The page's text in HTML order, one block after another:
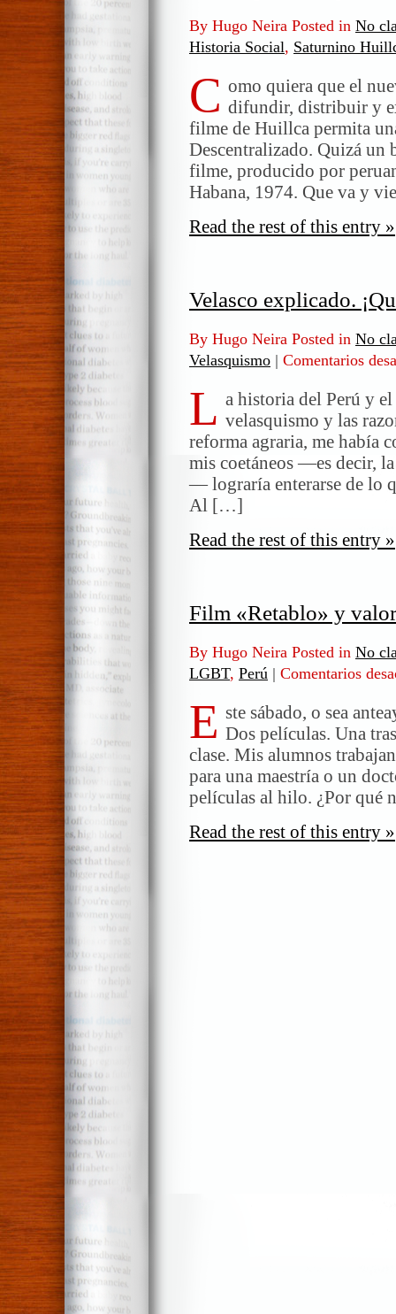
By Hugo Neira Posted in No
Historia Social, Saturnino
C omo quiera que el
difundir, distribuir y
filme de Huillca permita
Descentralizado. Quizá un
filme, producido por
Habana, 1974. Que va y
Read the rest of this entry »
Velasco explicado.
By Hugo Neira Posted in No
Velasquismo | Comentarios
L a historia del Perú y
velasquismo y las
reforma agraria, me había
mis coetáneos —es decir,
— lograría enterarse de lo
Al […]
Read the rest of this entry »
Film «Retablo» y
By Hugo Neira Posted in No
LGBT, Perú | Comentarios
E ste sábado, o sea
Dos películas. Una
clase. Mis alumnos
para una maestría o un
películas al hilo. ¿Por
Read the rest of this entry »